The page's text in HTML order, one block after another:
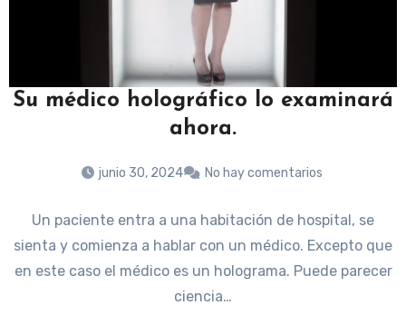
Su médico holográfico lo examinará
ahora.
junio 30, 2024 No hay comentarios
Un paciente entra a una habitación de hospital, se
sienta y comienza a hablar con un médico. Excepto que
en este caso el médico es un holograma. Puede parecer
ciencia…